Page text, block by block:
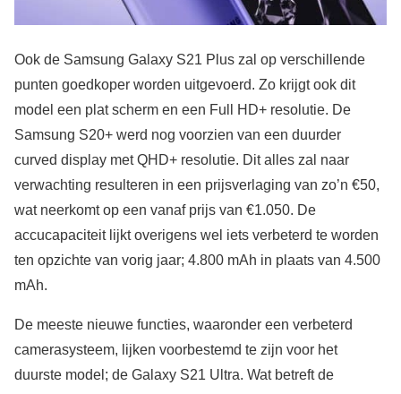
Ook de Samsung Galaxy S21 Plus zal op verschillende
punten goedkoper worden uitgevoerd. Zo krijgt ook dit
model een plat scherm en een Full HD+ resolutie. De
Samsung S20+ werd nog voorzien van een duurder
curved display met QHD+ resolutie. Dit alles zal naar
verwachting resulteren in een prijsverlaging van zo’n €50,
wat neerkomt op een vanaf prijs van €1.050. De
accucapaciteit lijkt overigens wel iets verbeterd te worden
ten opzichte van vorig jaar; 4.800 mAh in plaats van 4.500
mAh.
De meeste nieuwe functies, waaronder een verbeterd
camerasysteem, lijken voorbestemd te zijn voor het
duurste model; de Galaxy S21 Ultra. Wat betreft de